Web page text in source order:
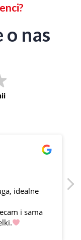
o nas
idealne
i sama